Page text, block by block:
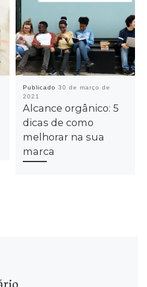
Publicado 30 de março de
2021
Alcance orgânico: 5
dicas de como
melhorar na sua
marca